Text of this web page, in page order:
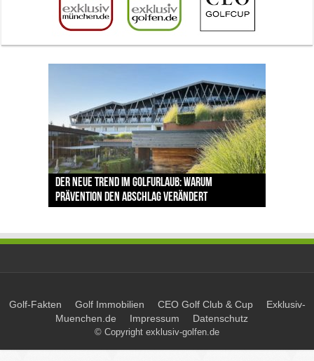
Der neue Trend im Golfurlaub: Warum
Prävention den Abschlag verändert
Luštica Bay baut Montenegros erste Golf-
Community weiter aus
Vom 85. Platz zur Claret Jug: Neuseeländer
schreibt bei The Open Geschichte
Claret Jug: Warum Scottie Scheffler die
berühmteste Golftrophäe zurückgeben muss
The Open 2026 in Royal Birkdale: Warum der
traditionsreiche Linksplatz zu den größten
Herausforderungen im Golfsport zählt
Golf-Fakten Golf Immobilien CEO Golf Club & Cup
Exklusiv-
Muenchen.de
Impressum Datenschutz
© Copyright exklusiv-golfen.de